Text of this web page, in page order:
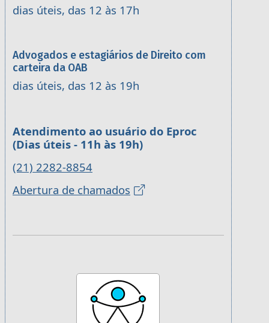
dias úteis, das 12 às 17h
Advogados e estagiários de Direito com
carteira da OAB
dias úteis, das 12 às 19h
Atendimento ao usuário do Eproc
(Dias úteis - 11h às 19h)
(21) 2282-8854
Abertura de chamados